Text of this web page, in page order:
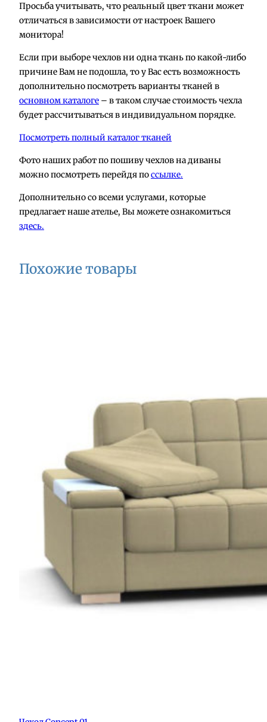
Просьба учитывать, что реальный цвет ткани может
отличаться в зависимости от настроек Вашего
монитора!
Если при выборе чехлов ни одна ткань по какой-либо
причине Вам не подошла, то у Вас есть возможность
дополнительно посмотреть варианты тканей в
основном каталоге – в таком случае стоимость чехла
будет рассчитываться в индивидуальном порядке.
Посмотреть полный каталог тканей
Фото наших работ по пошиву чехлов на диваны
можно посмотреть перейдя поссылке.
Дополнительно со всеми услугами, которые
предлагает наше ателье, Вы можете ознакомиться
здесь.
Похожие товары